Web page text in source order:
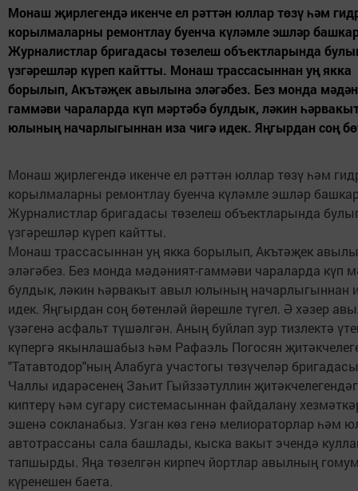
Монаш җирлегендә икенче ел рәттән юллар төзү һәм
корылмаларны ремонтлау буенча күләмле эшләр
Журналистлар бригадасы төзелеш объектларында
үзгәрешләр күреп кайтты. Монаш трассасыннан уң якка
борылып, Акътәҗек авылына эләгәбез. Без монда
гаммәви чараларда күп мәртәбә булдык, ләкин
юлының начарлыгыннан иза чигә идек. Яңгырдан соң
Монаш җирлегендә икенче ел рәттән юллар төзү һәм
корылмаларны ремонтлау буенча күләмле эшләр
Журналистлар бригадасы төзелеш объектларында
үзгәрешләр күреп кайтты.
Монаш трассасыннан уң якка борылып, Акътәҗек
эләгәбез. Без монда мәдәният-гаммәви чараларда күп
булдык, ләкин һәрвакыт авыл юлының начарлыгыннан
идек. Яңгырдан соң бөтенләй йөрешле түгел. Ә хәзер
үзәгенә асфальт түшәлгән. Аның буйлап зур тизлектә
күпергә якынлашабыз һәм Рафаэль Погосян
"Татавтодор"ның Алабуга участогы төзүчеләр
Чаллы идарәсенең Заһит Гыйззәтуллин
киптерү һәм сугару системасыннан файдалану
эшенә сокланабыз. Узган көз генә мелиораторлар һәм
автотрассаны сала башлады, кыска вакыт эчендә
тапшырды. Яңа төзелгән кирпеч йортлар авылның
күренешен баета.